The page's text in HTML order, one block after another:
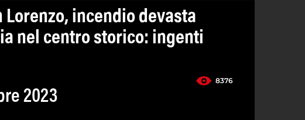
Lorenzo, incendio devasta
nel centro storico: ingenti
8376
2023